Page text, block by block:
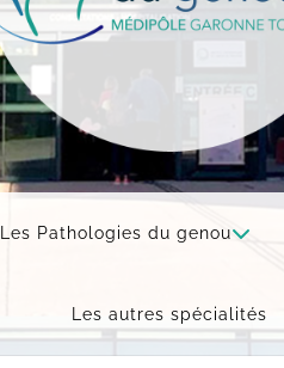
Garonne
Les Pathologies du genou
Les autres spécialités